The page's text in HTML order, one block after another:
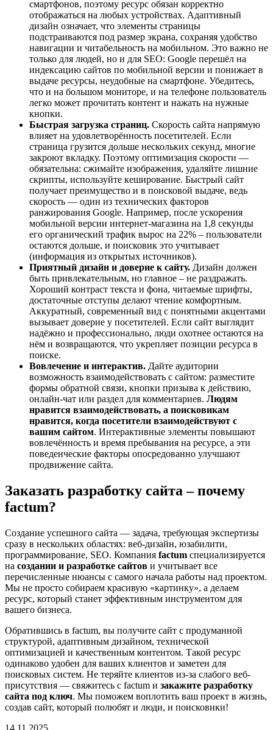
смартфонов, поэтому ресурс обязан корректно
отображаться на любых устройствах. Адаптивный
дизайн означает, что элементы страницы
подстраиваются под размер экрана, сохраняя удобство
навигации и читабельность на мобильном. Это важно не
только для людей, но и для SEO: Google перешёл на
индексацию сайтов по мобильной версии и понижает в
выдаче ресурсы, неудобные на смартфоне. Убедитесь,
что и на большом мониторе, и на телефоне пользователь
легко может прочитать контент и нажать на нужные
кнопки.
Быстрая загрузка страниц. Скорость сайта напрямую
влияет на удовлетворённость посетителей. Если
страница грузится дольше нескольких секунд, многие
закроют вкладку. Поэтому оптимизация скорости —
обязательна: сжимайте изображения, удаляйте лишние
скрипты, используйте кеширование. Быстрый сайт
получает преимущество и в поисковой выдаче, ведь
скорость — один из технических факторов
ранжирования Google. Например, после ускорения
мобильной версии интернет-магазина на 1,8 секунды
его органический трафик вырос на 22% – пользователи
остаются дольше, и поисковик это учитывает
(информация из открытых источников).
Приятный дизайн и доверие к сайту. Дизайн должен
быть привлекательным, но главное – не раздражать.
Хороший контраст текста и фона, читаемые шрифты,
достаточные отступы делают чтение комфортным.
Аккуратный, современный вид с понятными акцентами
вызывает доверие у посетителей. Если сайт выглядит
надёжно и профессионально, люди охотнее остаются на
нём и возвращаются, что укрепляет позиции ресурса в
поиске.
Вовлечение и интерактив. Дайте аудитории
возможность взаимодействовать с сайтом: разместите
формы обратной связи, кнопки призыва к действию,
онлайн-чат или раздел для комментариев. Людям
нравится взаимодействовать, а поисковикам
нравится, когда посетители взаимодействуют с
вашим сайтом. Интерактивные элементы повышают
вовлечённость и время пребывания на ресурсе, а эти
поведенческие факторы опосредованно улучшают
продвижение сайта.
Заказать разработку сайта – почему
factum?
Создание успешного сайта — задача, требующая экспертизы
сразу в нескольких областях: веб-дизайн, юзабилити,
программирование, SEO. Компания factum специализируется
на создании и разработке сайтов и учитывает все
перечисленные нюансы с самого начала работы над проектом.
Мы не просто собираем красивую «картинку», а делаем
ресурс, который станет эффективным инструментом для
вашего бизнеса.
Обратившись в factum, вы получите сайт с продуманной
структурой, адаптивным дизайном, технической
оптимизацией и качественным контентом. Такой ресурс
одинаково удобен для ваших клиентов и заметен для
поисковых систем. Не теряйте клиентов из-за слабого веб-
присутствия — свяжитесь с factum и закажите разработку
сайта под ключ. Мы поможем воплотить ваш проект в жизнь,
создав сайт, который полюбят и люди, и поисковики!
14.11.2025